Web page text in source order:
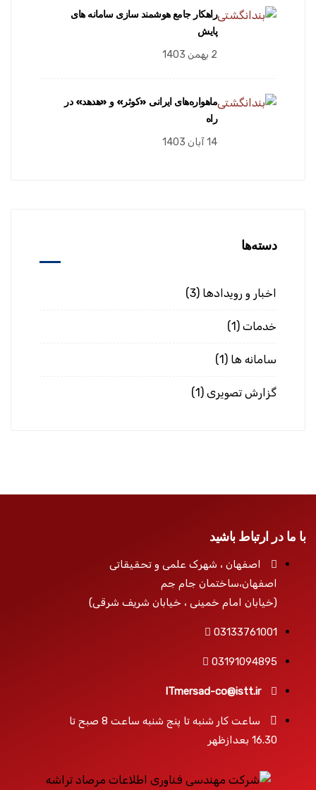
راهکار جامع هوشمند سازی سامانه های
پایش
2 بهمن 1403
ماهواره‌های ایرانی «کوثر» و «هدهد» در
راه
14 آبان 1403
دسته‌ها
اخبار و رویدادها (3)
خدمات (1)
سامانه ها (1)
گزارش تصویری (1)
با ما در ارتباط باشید
اصفهان ، شهرک علمی و تحقیقاتی
اصفهان،ساختمان جام جم
(خیابان امام خمینی ، خیابان شریف شرقی)
03133761001
03191094895
ITmersad-co@istt.ir
ساعت کار شنبه تا پنج شنبه ساعت 8 صبح تا
16.30 بعدازظهر